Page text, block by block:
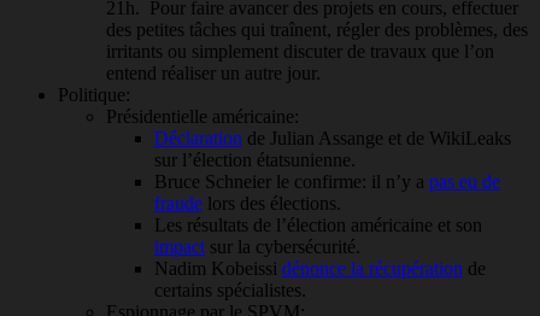
21h. Pour faire avancer des projets en cours, effectuer
des petites tâches qui traînent, régler des problèmes, des
irritants ou simplement discuter de travaux que l’on
entend réaliser un autre jour.
Politique:
Présidentielle américaine:
Déclaration de Julian Assange et de WikiLeaks
sur l’élection étatsunienne.
Bruce Schneier le confirme: il n’y a pas eu de
fraude lors des élections.
Les résultats de l’élection américaine et son
impact sur la cybersécurité.
Nadim Kobeissi dénonce la récupération de
certains spécialistes.
Espionnage par le SPVM: